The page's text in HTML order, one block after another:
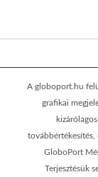
A globoport.hu
grafikai
továbbértékesítés,
GloboPort
Terjesztésük